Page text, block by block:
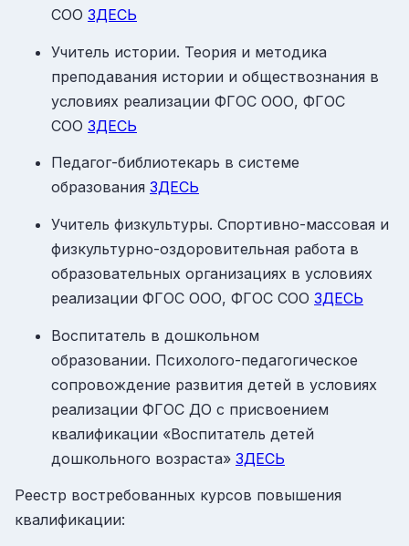
СОО ЗДЕСЬ
Учитель истории. Теория и методика
преподавания истории и обществознания в
условиях реализации ФГОС ООО, ФГОС
СОО ЗДЕСЬ
Педагог-библиотекарь в системе
образования ЗДЕСЬ
Учитель физкультуры. Спортивно-массовая и
физкультурно-оздоровительная работа в
образовательных организациях в условиях
реализации ФГОС ООО, ФГОС СОО ЗДЕСЬ
Воспитатель в дошкольном
образовании. Психолого-педагогическое
сопровождение развития детей в условиях
реализации ФГОС ДО с присвоением
квалификации «Воспитатель детей
дошкольного возраста» ЗДЕСЬ
Реестр востребованных курсов повышения
квалификации: